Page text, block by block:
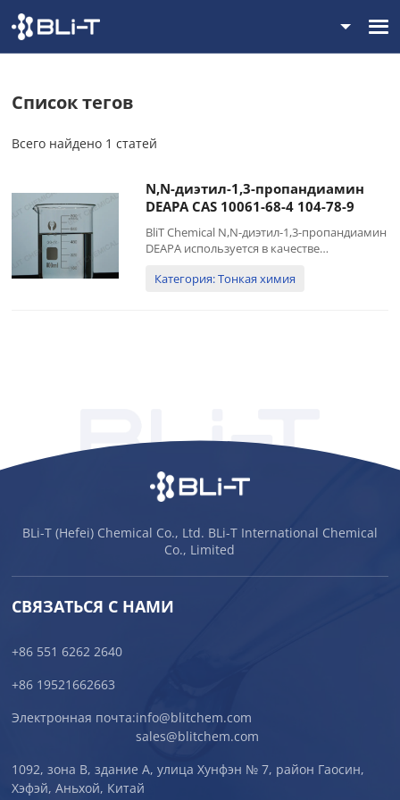
Список тегов
Всего найдено 1 статей
N,N-диэтил-1,3-пропандиамин
DEAPA CAS 10061-68-4 104-78-9
BliT Chemical N,N-диэтил-1,3-пропандиамин
DEAPA используется в качестве
промежуточного продукта органического
Категория: Тонкая химия
BLi-T (Hefei) Chemical Co., Ltd. BLi-T International Chemical
Co., Limited
СВЯЗАТЬСЯ С НАМИ
+86 551 6262 2640
+86 19521662663
Электронная почта:info@blitchem.com
sales@blitchem.com
1092, зона B, здание A, улица Хунфэн № 7, район Гаосин,
Хэфэй, Аньхой, Китай